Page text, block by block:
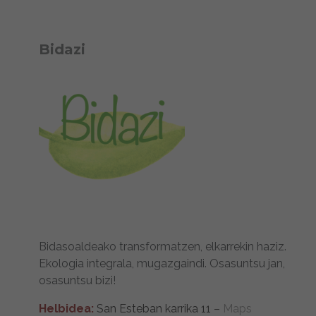
Bidazi
Bidasoaldeako transformatzen, elkarrekin haziz.
Ekologia integrala, mugazgaindi. Osasuntsu jan,
osasuntsu bizi!
Helbidea: San Esteban karrika 11 – Maps